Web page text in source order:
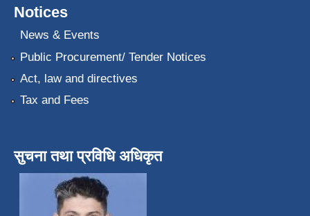
Notices
News & Events
Public Procurement/ Tender Notices
Act, law and directives
Tax and Fees
सुचना तथा प्रविधि अधिकृत